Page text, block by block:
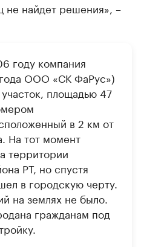
не найдет решения», –
году компания
ООО «СК ФаРус»)
площадью 47
в 2 км от
На тот момент
территории
РТ, но спустя
в городскую черту.
на землях не было.
гражданам под